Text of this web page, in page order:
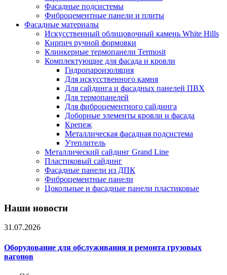
Фасадные подсистемы
Фиброцементные панели и плиты
Фасадные материалы
Искусственный облицовочный камень White Hills
Кирпич ручной формовки
Клинкерные термопанели Termosit
Комплектующие для фасада и кровли
Гидропароизоляция
Для искусственного камня
Для сайдинга и фасадных панелей ПВХ
Для термопанелей
Для фиброцементного сайдинга
Доборные элементы кровли и фасада
Крепеж
Металлическая фасадная подсистема
Утеплитель
Металлический сайдинг Grand Line
Пластиковый сайдинг
Фасадные панели из ДПК
Фиброцементные панели
Цокольные и фасадные панели пластиковые
Наши новости
31.07.2026
Оборудование для обслуживания и ремонта грузовых
вагонов